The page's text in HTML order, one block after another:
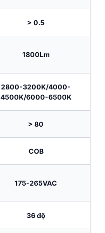
> 0.5
1800Lm
2800-3200K/4000-
4500K/6000-6500K
> 80
COB
175-265VAC
36 độ